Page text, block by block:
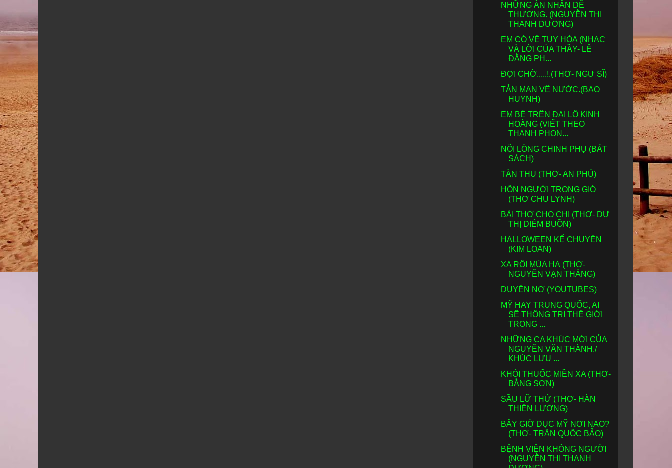
NHỮNG ÂN NHÂN DỄ
THƯƠNG. (NGUYỄN THỊ
THANH DƯƠNG)
EM CÓ VỀ TUY HÒA (NHẠC
VÀ LỜI CỦA THẦY- LÊ
ĐẰNG PH...
ĐỢI CHỜ.....!.(THƠ- NGƯ SĨ)
TẢN MẠN VỀ NƯỚC.(BAO
HUYNH)
EM BÉ TRÊN ĐẠI LỘ KINH
HOÀNG (VIẾT THEO
THANH PHON...
NỖI LÒNG CHINH PHỤ (BÁT
SÁCH)
TÀN THU (THƠ- AN PHÚ)
HỒN NGƯỜI TRONG GIÓ
(THƠ CHU LYNH)
BÀI THƠ CHO CHỊ (THƠ- DƯ
THỊ DIỄM BUỒN)
HALLOWEEN KỂ CHUYỆN
(KIM LOAN)
XA RỒI MÙA HẠ (THƠ-
NGUYỄN VẠN THẮNG)
DUYÊN NƠ (YOUTUBES)
MỸ HAY TRUNG QUỐC, AI
SẼ THỐNG TRỊ THẾ GIỚI
TRONG ...
NHỮNG CA KHÚC MỚI CỦA
NGUYỄN VĂN THÀNH./
KHÚC LƯU ...
KHÓI THUỐC MIỀN XA (THƠ-
BẰNG SƠN)
SẦU LỮ THỨ (THƠ- HÀN
THIÊN LƯƠNG)
BÂY GIỜ DỤC MỸ NƠI NAO?
(THƠ- TRẦN QUỐC BẢO)
BỆNH VIỆN KHÔNG NGƯỜI
(NGUYỄN THỊ THANH